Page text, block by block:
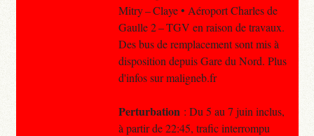
Mitry – Claye • Aéroport Charles de
Gaulle 2 – TGV en raison de travaux.
Des bus de remplacement sont mis à
disposition depuis Gare du Nord. Plus
d'infos sur maligneb.fr
Perturbation : Du 5 au 7 juin inclus,
à partir de 22:45, trafic interrompu